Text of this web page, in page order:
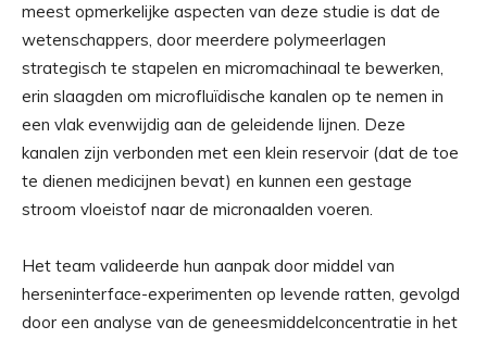
meest opmerkelijke aspecten van deze studie is dat de
wetenschappers, door meerdere polymeerlagen
strategisch te stapelen en micromachinaal te bewerken,
erin slaagden om microfluïdische kanalen op te nemen in
een vlak evenwijdig aan de geleidende lijnen. Deze
kanalen zijn verbonden met een klein reservoir (dat de toe
te dienen medicijnen bevat) en kunnen een gestage
stroom vloeistof naar de micronaalden voeren.
Het team valideerde hun aanpak door middel van
herseninterface-experimenten op levende ratten, gevolgd
door een analyse van de geneesmiddelconcentratie in het